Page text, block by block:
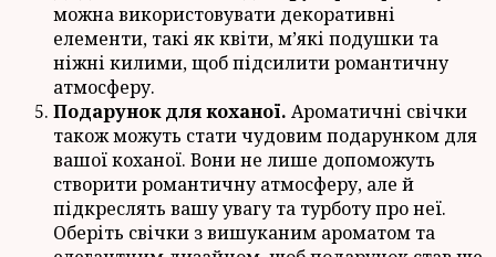
можна використовувати декоративні
елементи, такі як квіти, м’які подушки та
ніжні килими, щоб підсилити романтичну
атмосферу.
Подарунок для коханої. Ароматичні свічки
також можуть стати чудовим подарунком для
вашої коханої. Вони не лише допоможуть
створити романтичну атмосферу, але й
підкреслять вашу увагу та турботу про неї.
Оберіть свічки з вишуканим ароматом та